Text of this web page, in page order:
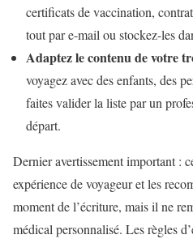
certificats de vaccination,
tout par e-mail ou stockez-les
Adaptez le contenu de votre
voyagez avec des enfants, des
faites valider la liste par un
départ.
Dernier avertissement important :
expérience de voyageur et les
moment de l’écriture, mais il ne
médical personnalisé. Les règles